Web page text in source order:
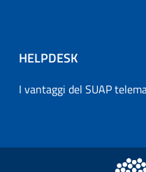
HELPDESK
I vantaggi del SUAP